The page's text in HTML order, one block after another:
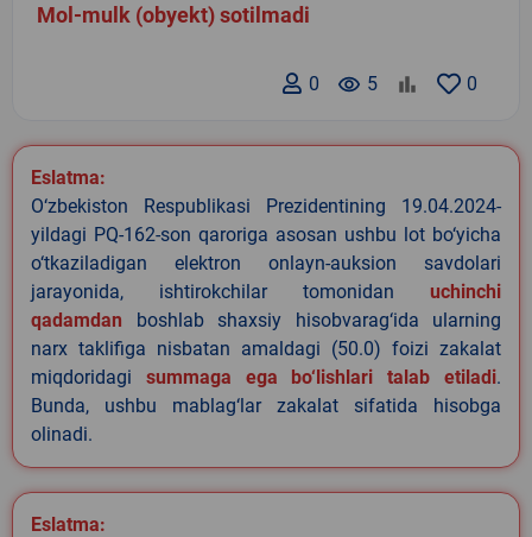
Mol-mulk (obyekt) sotilmadi
0
remove_red_eye 5
0
Eslatma:
O‘zbekiston Respublikasi Prezidentining 19.04.2024-
yildagi PQ-162-son qaroriga asosan ushbu lot bo‘yicha
o‘tkaziladigan elektron onlayn-auksion savdolari
jarayonida, ishtirokchilar tomonidan uchinchi
qadamdan boshlab shaxsiy hisobvarag‘ida ularning
narx taklifiga nisbatan amaldagi (50.0) foizi zakalat
miqdoridagi summaga ega bo‘lishlari talab etiladi.
Bunda, ushbu mablag‘lar zakalat sifatida hisobga
olinadi.
Eslatma: